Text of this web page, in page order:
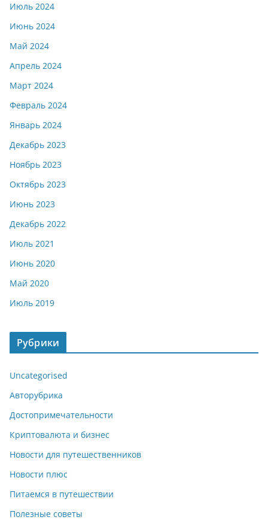
Июль 2024
Июнь 2024
Май 2024
Апрель 2024
Март 2024
Февраль 2024
Январь 2024
Декабрь 2023
Ноябрь 2023
Октябрь 2023
Июнь 2023
Декабрь 2022
Июль 2021
Июнь 2020
Май 2020
Июль 2019
Рубрики
Uncategorised
Авторубрика
Достопримечательности
Криптовалюта и бизнес
Новости для путешественников
Новости плюс
Питаемся в путешествии
Полезные советы